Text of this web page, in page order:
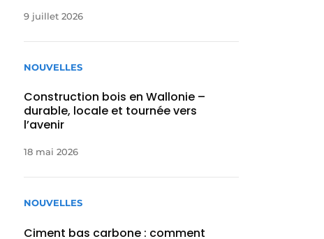
9 juillet 2026
NOUVELLES
Construction bois en Wallonie –
durable, locale et tournée vers
l’avenir
18 mai 2026
NOUVELLES
Ciment bas carbone : comment